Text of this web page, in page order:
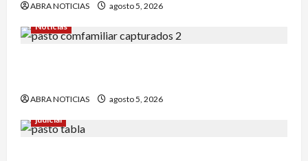
ABRA NOTICIAS
agosto 5, 2026
Noticias
ABRA NOTICIAS
agosto 5, 2026
judicial